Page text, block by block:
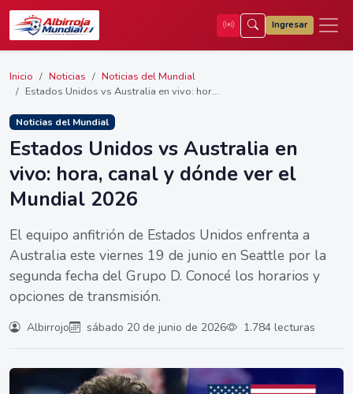
Ingresar
Inicio Noticias
Noticias del Mundial
Estados Unidos vs Australia en vivo: hor...
Noticias del Mundial
Estados Unidos vs Australia en
vivo: hora, canal y dónde ver el
Mundial 2026
El equipo anfitrión de Estados Unidos enfrenta a
Australia este viernes 19 de junio en Seattle por la
segunda fecha del Grupo D. Conocé los horarios y
opciones de transmisión.
Albirrojo sábado 20 de junio de 2026 1.784 lecturas